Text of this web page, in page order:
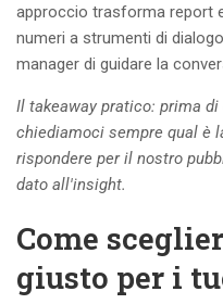
approccio trasforma report
numeri a strumenti di
manager di guidare la
Il takeaway pratico: prima
chiediamoci sempre qual è
rispondere per il nostro
dato all'insight.
Come
giusto per i